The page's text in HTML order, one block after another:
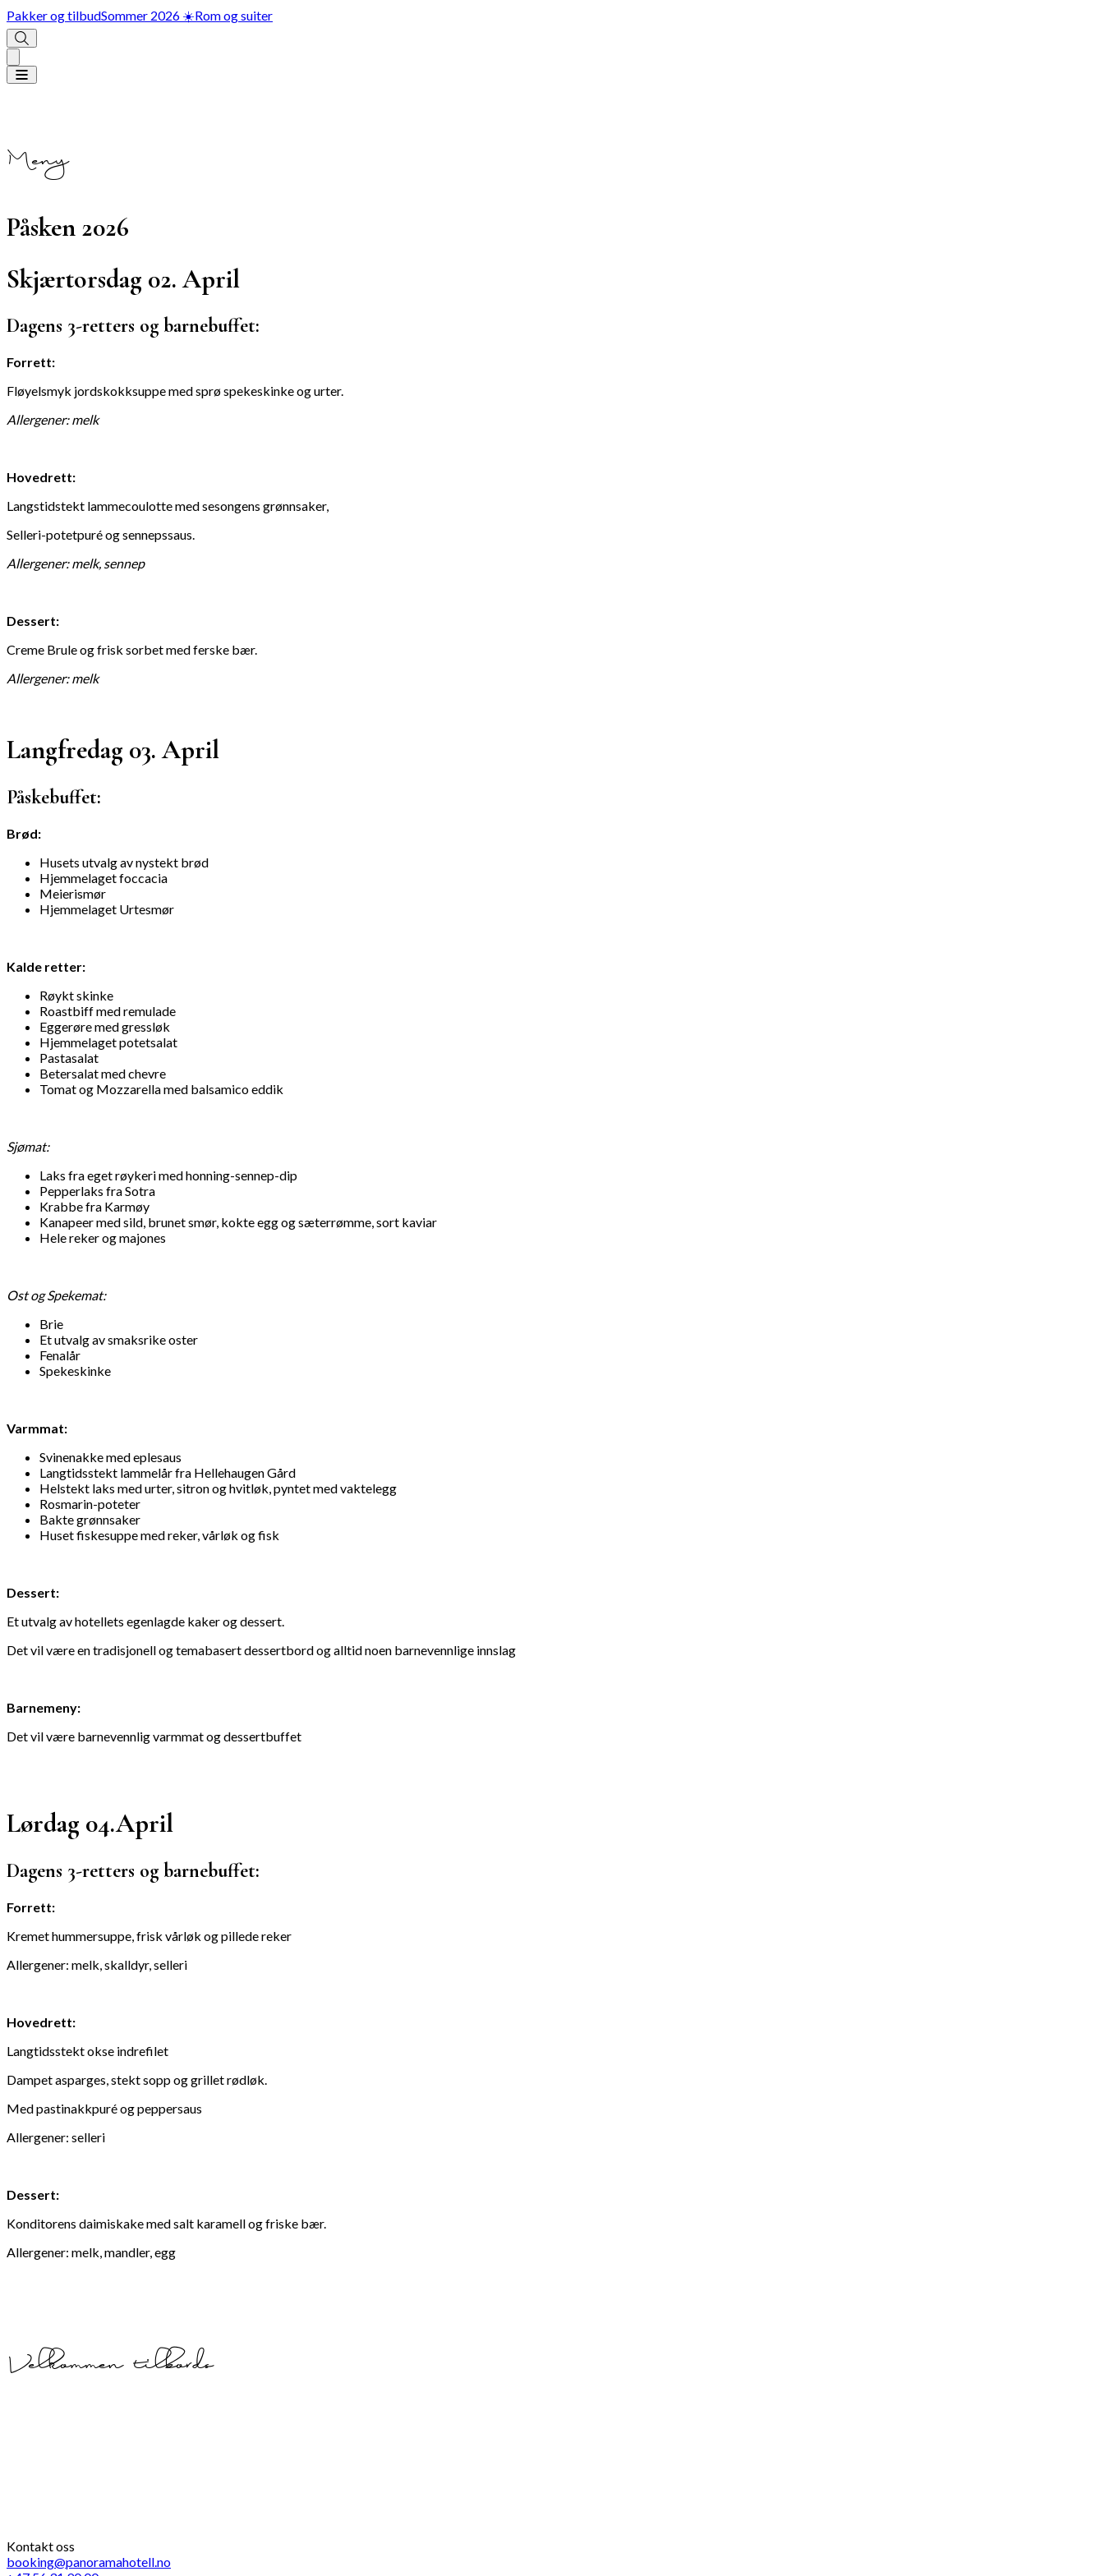
Pakker og tilbudSommer 2026 ☀️Rom og suiter
Meny
Påsken 2026
Skjærtorsdag 02. April
Dagens 3-retters og barnebuffet:
Forrett:
Fløyelsmyk jordskokksuppe med sprø spekeskinke og urter.
Allergener: melk
Hovedrett:
Langstidstekt lammecoulotte med sesongens grønnsaker,
Selleri-potetpuré og sennepssaus.
Allergener: melk, sennep
Dessert:
Creme Brule og frisk sorbet med ferske bær.
Allergener: melk
Langfredag 03. April
Påskebuffet:
Brød:
Husets utvalg av nystekt brød
Hjemmelaget foccacia
Meierismør
Hjemmelaget Urtesmør
Kalde retter:
Røykt skinke
Roastbiff med remulade
Eggerøre med gressløk
Hjemmelaget potetsalat
Pastasalat
Betersalat med chevre
Tomat og Mozzarella med balsamico eddik
Sjømat:
Laks fra eget røykeri med honning-sennep-dip
Pepperlaks fra Sotra
Krabbe fra Karmøy
Kanapeer med sild, brunet smør, kokte egg og sæterrømme, sort kaviar
Hele reker og majones
Ost og Spekemat:
Brie
Et utvalg av smaksrike oster
Fenalår
Spekeskinke
Varmmat:
Svinenakke med eplesaus
Langtidsstekt lammelår fra Hellehaugen Gård
Helstekt laks med urter, sitron og hvitløk, pyntet med vaktelegg
Rosmarin-poteter
Bakte grønnsaker
Huset fiskesuppe med reker, vårløk og fisk
Dessert:
Et utvalg av hotellets egenlagde kaker og dessert.
Det vil være en tradisjonell og temabasert dessertbord og alltid noen barnevennlige innslag
Barnemeny:
Det vil være barnevennlig varmmat og dessertbuffet
Lørdag 04.April
Dagens 3-retters og barnebuffet:
Forrett:
Kremet hummersuppe, frisk vårløk og pillede reker
Allergener: melk, skalldyr, selleri
Hovedrett:
Langtidsstekt okse indrefilet
Dampet asparges, stekt sopp og grillet rødløk.
Med pastinakkpuré og peppersaus
Allergener: selleri
Dessert:
Konditorens daimiskake med salt karamell og friske bær.
Allergener: melk, mandler, egg
Velkommen tilbords
Kontakt oss
booking@panoramahotell.no